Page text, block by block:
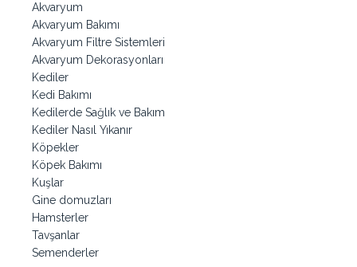
Akvaryum
Akvaryum Bakımı
Akvaryum Filtre Sistemleri
Akvaryum Dekorasyonları
Kediler
Kedi Bakımı
Kedilerde Sağlık ve Bakım
Kediler Nasıl Yıkanır
Köpekler
Köpek Bakımı
Kuşlar
Gine domuzları
Hamsterler
Tavşanlar
Semenderler